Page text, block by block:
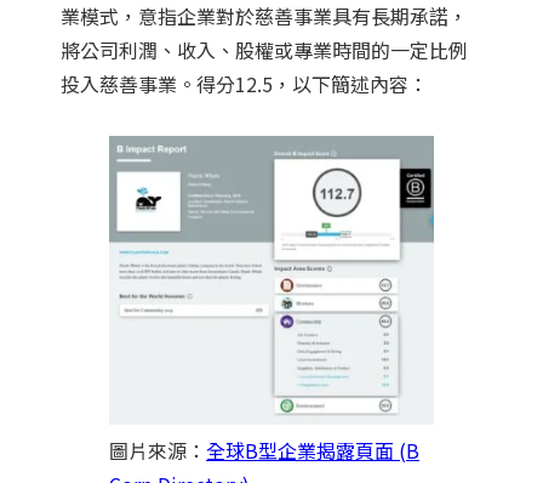
業模式，意指企業對於慈善事業具有長期承諾，
將公司利潤、收入、股權或專業時間的一定比例
投入慈善事業。得分12.5，以下簡述內容：
圖片來源： 全球B型企業揭露頁面 (B